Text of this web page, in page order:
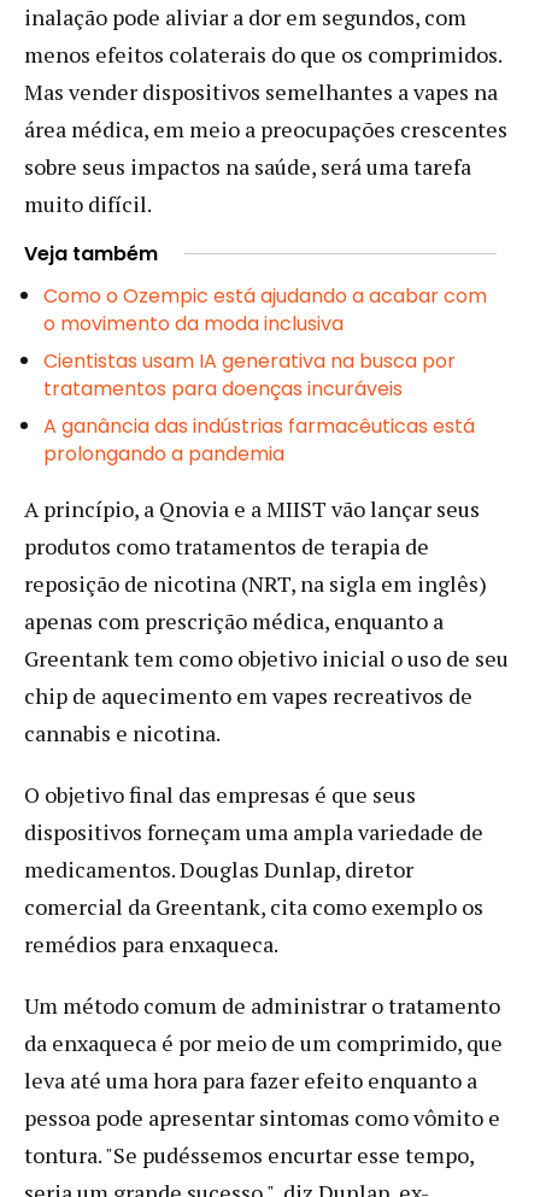
inalação pode aliviar a dor em segundos, com
menos efeitos colaterais do que os comprimidos.
Mas vender dispositivos semelhantes a vapes na
área médica, em meio a preocupações crescentes
sobre seus impactos na saúde, será uma tarefa
muito difícil.
Veja também
Como o Ozempic está ajudando a acabar com
o movimento da moda inclusiva
Cientistas usam IA generativa na busca por
tratamentos para doenças incuráveis
A ganância das indústrias farmacêuticas está
prolongando a pandemia
A princípio, a Qnovia e a MIIST vão lançar seus
produtos como tratamentos de terapia de
reposição de nicotina (NRT, na sigla em inglês)
apenas com prescrição médica, enquanto a
Greentank tem como objetivo inicial o uso de seu
chip de aquecimento em vapes recreativos de
cannabis e nicotina.
O objetivo final das empresas é que seus
dispositivos forneçam uma ampla variedade de
medicamentos. Douglas Dunlap, diretor
comercial da Greentank, cita como exemplo os
remédios para enxaqueca.
Um método comum de administrar o tratamento
da enxaqueca é por meio de um comprimido, que
leva até uma hora para fazer efeito enquanto a
pessoa pode apresentar sintomas como vômito e
tontura. "Se pudéssemos encurtar esse tempo,